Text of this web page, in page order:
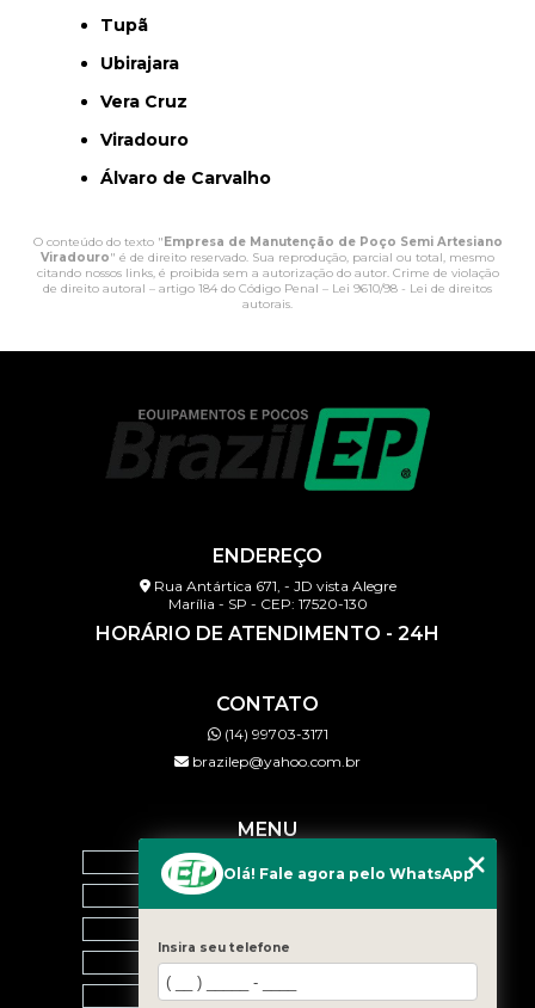
Tupã
Ubirajara
Vera Cruz
Viradouro
Álvaro de Carvalho
O conteúdo do texto " Empresa de Manutenção de Poço Semi Artesiano
Viradouro" é de direito reservado. Sua reprodução, parcial ou total, mesmo
citando nossos links, é proibida sem a autorização do autor. Crime de violação
de direito autoral – artigo 184 do Código Penal – Lei 9610/98 - Lei de direitos
autorais.
ENDEREÇO
Rua Antártica 671, - JD vista Alegre
Marília - SP - CEP: 17520-130
HORÁRIO DE ATENDIMENTO - 24H
CONTATO
(14) 99703-3171
brazilep@yahoo.com.br
MENU
BLOG
CONTATO
Olá! Fale agora pelo WhatsApp
Insira seu telefone